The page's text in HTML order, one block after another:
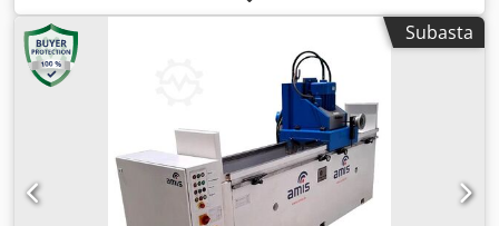
herramientas rectas – Norma CE Datos técnicos: Longitud
máxima de trabajo: 650 mm Potencia del motor de afilado:
0,75 Hp Diámetro exterior de la muela: 127 mm Avance de
la muela por carrera: 0,01/0,05 mm Potencia del motor de
avance del carro: 0,15 Hp Velocidad de avance del carro:
12,5 m/min Unidad motriz de muela inclinable Bastidor
con estantes para almacenamiento de herramientas
Dimensiones totales: 1200 x 500 x 1300 mm (alto) Peso: 103
kg
Subasta